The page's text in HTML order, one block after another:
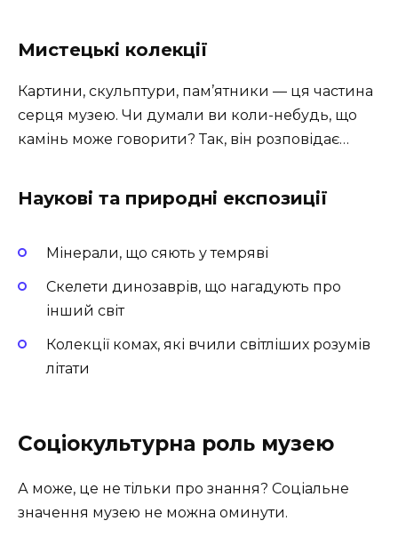
Мистецькі колекції
Картини, скульптури, пам’ятники — ця частина
серця музею. Чи думали ви коли-небудь, що
камінь може говорити? Так, він розповідає…
Наукові та природні експозиції
Мінерали, що сяють у темряві
Скелети динозаврів, що нагадують про
інший світ
Колекції комах, які вчили світліших розумів
літати
Соціокультурна роль музею
А може, це не тільки про знання? Соціальне
значення музею не можна оминути.